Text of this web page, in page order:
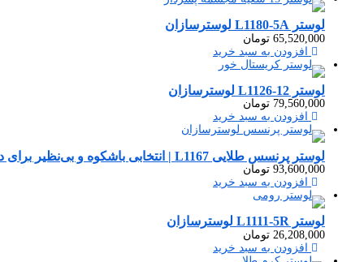
لوستر L1180-5A لوسترسازان
65,520,000 تومان
افزودن به سبد خرید
لوستر L1126-12 لوسترسازان
79,560,000 تومان
افزودن به سبد خرید
لوستر پرنسس طلایی L1167 | انتخابی باشکوه و بی‌نظیر برای دکوراسیون لوکس شما
93,600,000 تومان
افزودن به سبد خرید
لوستر L1111-5R لوسترسازان
26,208,000 تومان
افزودن به سبد خرید